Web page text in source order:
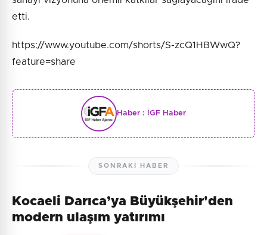
etti.
https://www.youtube.com/shorts/S-zcQ1HBWwQ?
feature=share
Haber : İGF Haber
SONRAKI HABER
Kocaeli Darıca’ya Büyükşehir'den
modern ulaşım yatırımı